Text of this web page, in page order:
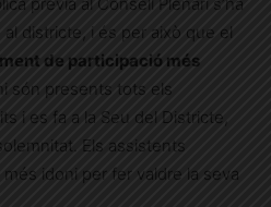
districte, i és per això que el
de participació més
són presents tots els
i es fa a la Seu del Districte,
Els assistents
idoni per fer valdre la seva